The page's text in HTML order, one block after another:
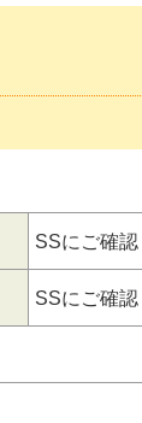
SSにご確
SSにご確